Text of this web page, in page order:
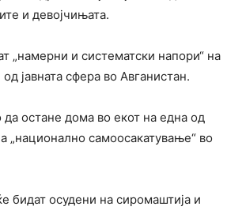
и девојчињата.
„намерни и систематски напори“ на
јавната сфера во Авганистан.
остане дома во екот на една од
„национално самоосакатување“ во
бидат осудени на сиромаштија и